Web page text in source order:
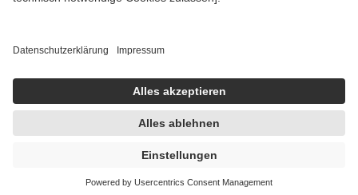
getroffen, um sicherzustellen, dass es sich um echte Bewertungen
https://help.etrusted.com/hc/de/articles/4419944605341
Einige Bilder und Inhalte wurden unter Zuhilfenahme künstlicher